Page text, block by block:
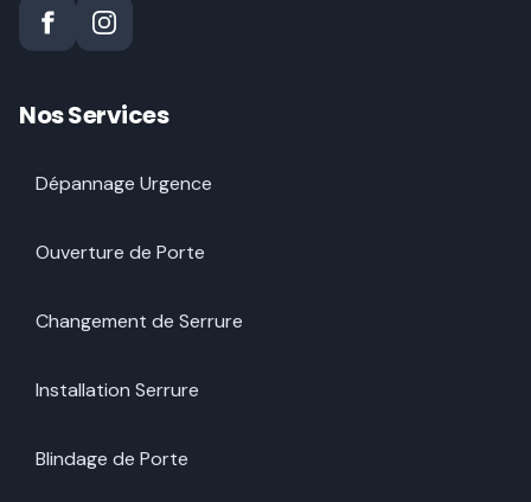
Nos Services
Dépannage Urgence
Ouverture de Porte
Changement de Serrure
Installation Serrure
Blindage de Porte